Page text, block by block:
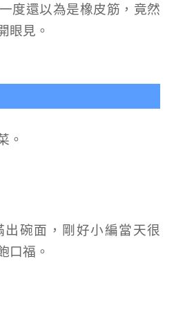
度還以為是橡皮筋，竟然
眼見。
。
碗面，剛好小編當天很
口福。